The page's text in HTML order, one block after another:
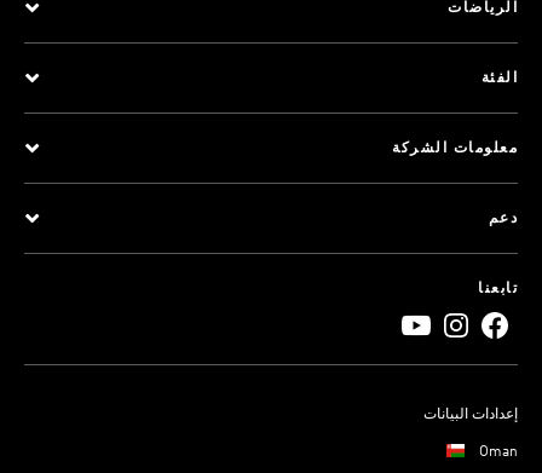
الرياضات
الفئة
معلومات الشركة
دعم
تابعنا
إعدادات البيانات
Oman